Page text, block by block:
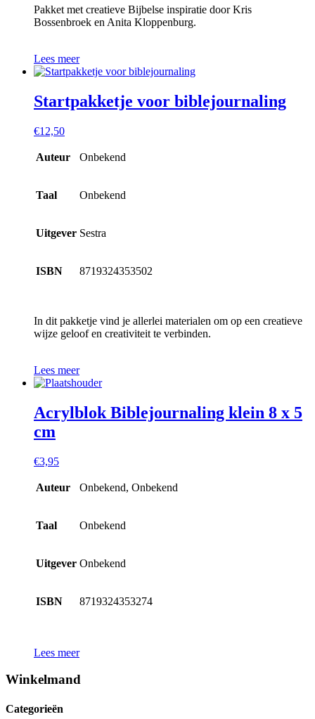
Pakket met creatieve Bijbelse inspiratie door Kris
Bossenbroek en Anita Kloppenburg.
Lees meer
Startpakketje voor biblejournaling
€12,50
Auteur Onbekend
Taal Onbekend
Uitgever Sestra
ISBN 8719324353502
In dit pakketje vind je allerlei materialen om op een creatieve
wijze geloof en creativiteit te verbinden.
Lees meer
Acrylblok Biblejournaling klein 8 x 5
cm
€3,95
Auteur Onbekend, Onbekend
Taal Onbekend
Uitgever Onbekend
ISBN 8719324353274
Lees meer
Winkelmand
Categorieën